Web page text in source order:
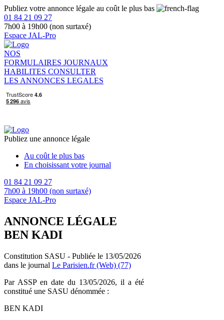
Publiez votre annonce légale au coût le plus bas
01 84 21 09 27
7h00 à 19h00 (non surtaxé)
Espace JAL-Pro
NOS
FORMULAIRES JOURNAUX
HABILITES CONSULTER
LES ANNONCES LEGALES
Publiez une annonce légale
Au coût le plus bas
En choisissant votre journal
01 84 21 09 27
7h00 à 19h00 (non surtaxé)
Espace JAL-Pro
ANNONCE LÉGALE
BEN KADI
Constitution SASU - Publiée le 13/05/2026
dans le journal Le Parisien.fr (Web) (77)
Par ASSP en date du 13/05/2026, il a été
constitué une SASU dénommée :
BEN KADI